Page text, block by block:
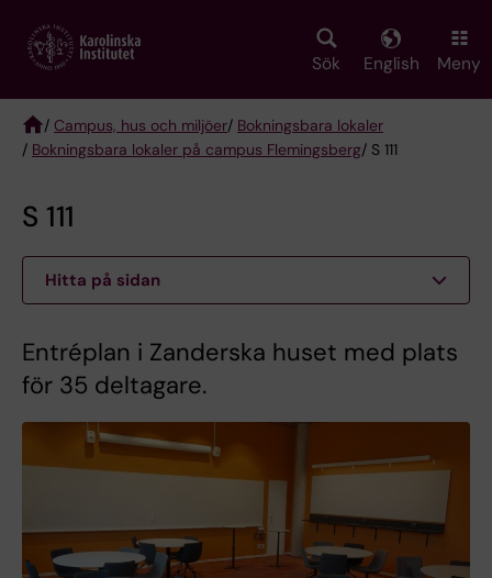
main
Sök English Meny
Breadcrumb
/ Campus, hus och miljöer/ Bokningsbara lokaler
/ Bokningsbara lokaler på campus Flemingsberg/ S 111
S 111
Hitta på sidan
Entréplan i Zanderska huset med plats
för 35 deltagare.